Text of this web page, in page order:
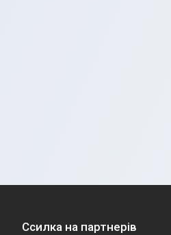
Ссилка на партнерів